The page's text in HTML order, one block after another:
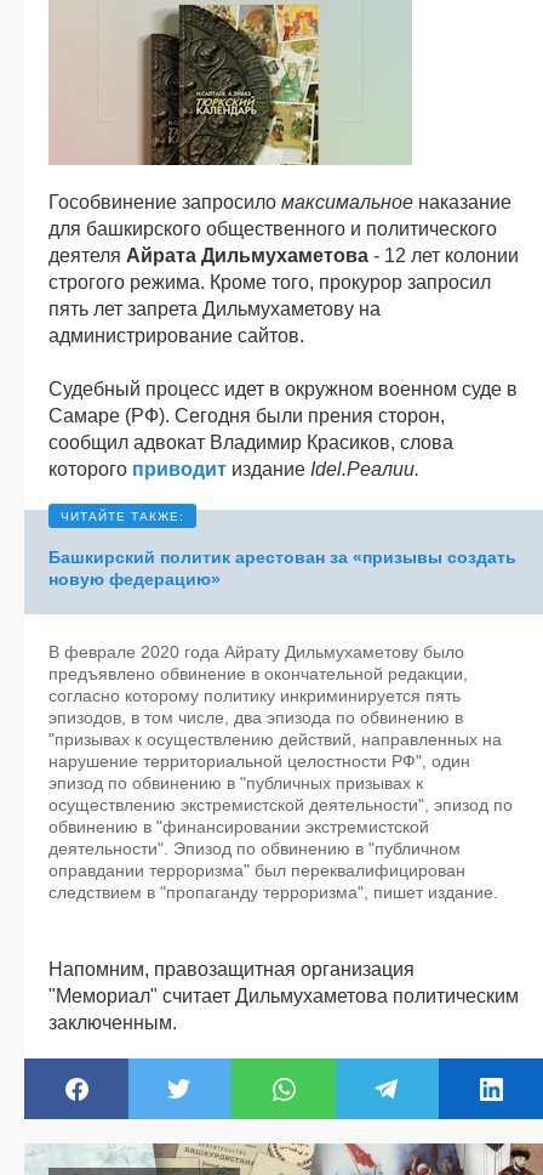
Гособвинение запросило максимальное наказание
для башкирского общественного и политического
деятеля Айрата Дильмухаметова - 12 лет колонии
строгого режима. Кроме того, прокурор запросил
пять лет запрета Дильмухаметову на
администрирование сайтов.
Судебный процесс идет в окружном военном суде в
Самаре (РФ). Сегодня были прения сторон,
сообщил адвокат Владимир Красиков, слова
которого приводит издание Idel.Реалии.
Башкирский политик арестован за «призывы создать
новую федерацию»
В феврале 2020 года Айрату Дильмухаметову было
предъявлено обвинение в окончательной редакции,
согласно которому политику инкриминируется пять
эпизодов, в том числе, два эпизода по обвинению в
"призывах к осуществлению действий, направленных на
нарушение территориальной целостности РФ", один
эпизод по обвинению в "публичных призывах к
осуществлению экстремистской деятельности", эпизод по
обвинению в "финансировании экстремистской
деятельности". Эпизод по обвинению в "публичном
оправдании терроризма" был переквалифицирован
следствием в "пропаганду терроризма", пишет издание.
Напомним, правозащитная организация
"Мемориал" считает Дильмухаметова политическим
заключенным.